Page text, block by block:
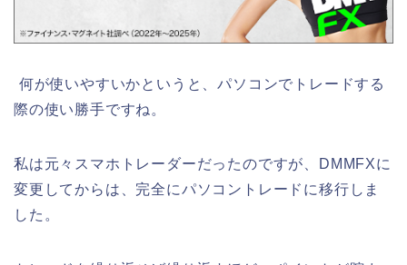
何が使いやすいかというと、パソコンでトレードする
際の使い勝手ですね。
私は元々スマホトレーダーだったのですが、DMMFXに
変更してからは、完全にパソコントレードに移行しま
した。